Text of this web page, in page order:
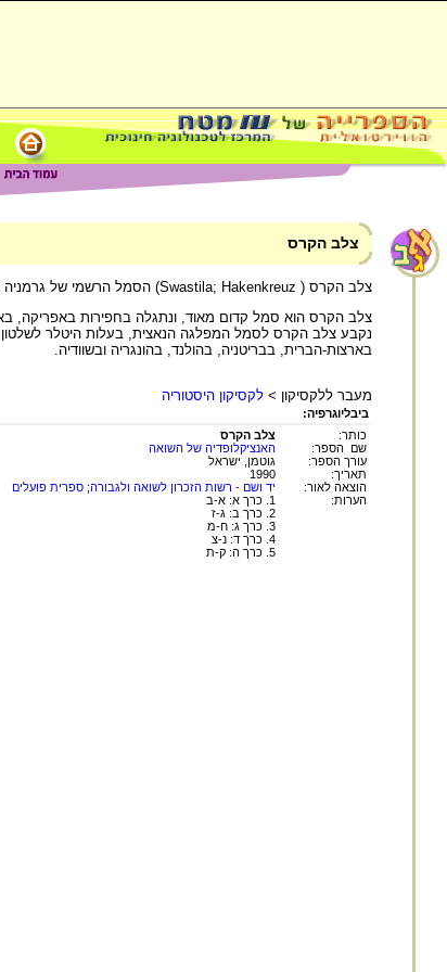
צלב הקרס
צלב הקרס ( Swastila; Hakenkreuz) הסמל הרשמי של גרמניה הנאצית.
בארצות-הברית, בבריטניה, בהולנד, בהונגריה ובשוודיה.
מעבר ללקסיקון > לקסיקון היסטוריה
ביבליוגרפיה:
כותר:
צלב הקרס
שם הספר:
האנציקלופדיה של השואה
עורך הספר:
גוטמן, ישראל
תאריך:
1990
הוצאה לאור:
יד ושם - רשות הזכרון לשואה ולגבורה; ספרית פועלים
הערות:
1. כרך א: א-ב
2. כרך ב: ג-ז
3. כרך ג: ח-מ
4. כרך ד: נ-צ
5. כרך ה: ק-ת